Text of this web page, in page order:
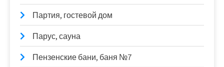
Партия, гостевой дом
Парус, сауна
Пензенские бани, баня №7